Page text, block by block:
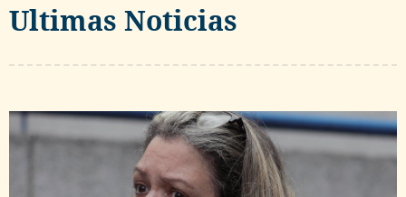
Ultimas Noticias